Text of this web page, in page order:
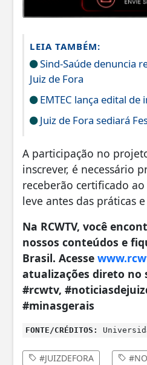
LEIA TAMBÉM:
Sind-Saúde denuncia
Juiz de Fora
EMTEC lança edital
Juiz de Fora sediará
A participação no
inscrever, é necessário
receberão certificado
leve antes das práticas
Na RCWTV, você
nossos conteúdos e
Brasil. Acesse
atualizações direto no
#rcwtv,
#minasgerais
FONTE/CRÉDITOS:
#JUIZDEFORA